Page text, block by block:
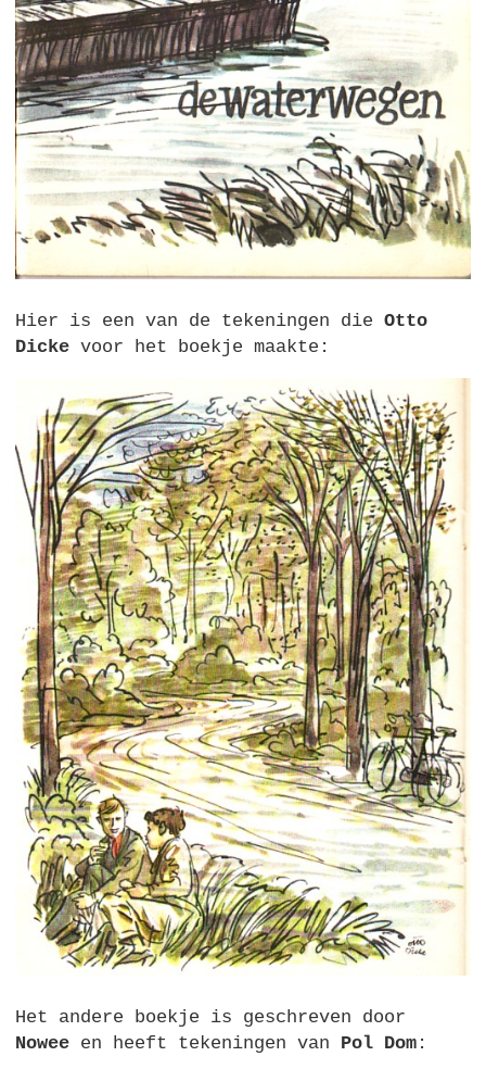
Hier is een van de tekeningen dieOtto
Dicke voor het boekje maakte:
Het andere boekje is geschreven door
Nowee en heeft tekeningen van Pol Dom :